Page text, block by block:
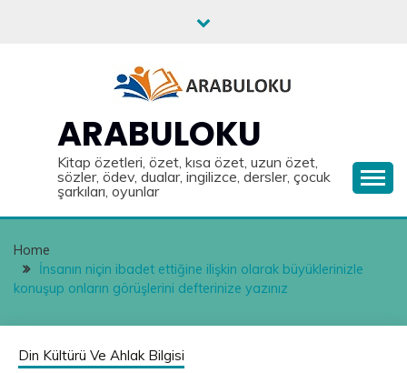
ARABULOKU
Kitap özetleri, özet, kısa özet, uzun özet,
sözler, ödev, dualar, ingilizce, dersler, çocuk
şarkıları, oyunlar
Home
İnsanın niçin ibadet ettiğine ilişkin olarak büyüklerinizle
konuşup onların görüşlerini defterinize yazınız
Din Kültürü Ve Ahlak Bilgisi